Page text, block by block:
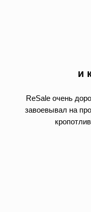
и
ReSale очень
завоевывал на